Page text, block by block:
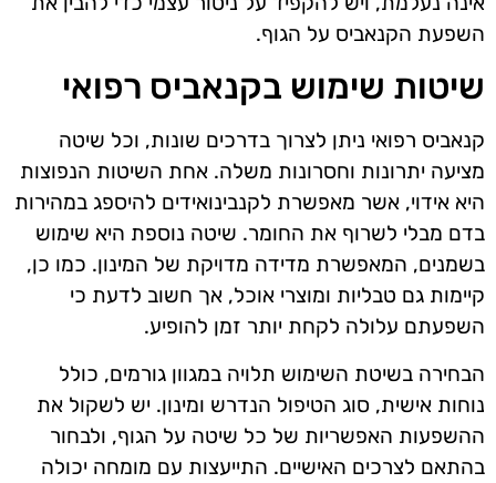
השפעת הקנאביס על הגוף.
שיטות שימוש בקנאביס רפואי
קנאביס רפואי ניתן לצרוך בדרכים שונות, וכל שיטה
מציעה יתרונות וחסרונות משלה. אחת השיטות הנפוצות
היא אידוי, אשר מאפשרת לקנבינואידים להיספג במהירות
בדם מבלי לשרוף את החומר. שיטה נוספת היא שימוש
בשמנים, המאפשרת מדידה מדויקת של המינון. כמו כן,
קיימות גם טבליות ומוצרי אוכל, אך חשוב לדעת כי
השפעתם עלולה לקחת יותר זמן להופיע.
הבחירה בשיטת השימוש תלויה במגוון גורמים, כולל
נוחות אישית, סוג הטיפול הנדרש ומינון. יש לשקול את
ההשפעות האפשריות של כל שיטה על הגוף, ולבחור
בהתאם לצרכים האישיים. התייעצות עם מומחה יכולה